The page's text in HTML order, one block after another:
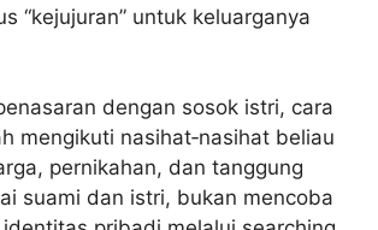
“kejujuran” untuk keluarganya
dengan sosok istri, cara
mengikuti nasihat‑nasihat beliau
pernikahan, dan tanggung
suami dan istri, bukan mencoba